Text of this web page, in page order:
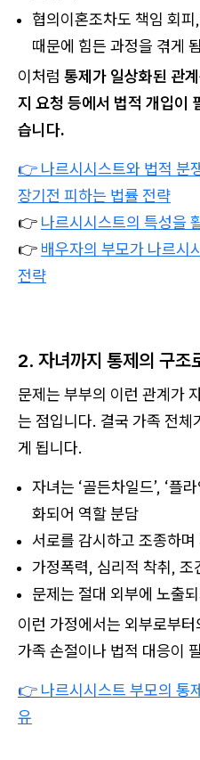
협의이혼조차도 책임 회
때문에 힘든 과정을 겪게 됨
이처럼 통제가 일상화된 관
지 요청 등에서 법적 개입이
습니다.
👉 나르시시스트와 법적 분
장기전 피하는 법률 전략
👉 나르시시스트의 특성을
👉 배우자의 부모가 나르시
전략
2. 자녀까지 통제의 구조
문제는 부부의 이런 관계가
는 점입니다. 결국 가족 전
게 됩니다.
자녀는 ‘골든차일드’, ‘플
화되어 역할 분담
서로를 감시하고 조종하
가정폭력, 심리적 착취, 조
문제는 절대 외부에 노출
이런 가정에서는 외부로부
가족 손절이나 법적 대응이
👉 나르시시스트 부모의 통
유